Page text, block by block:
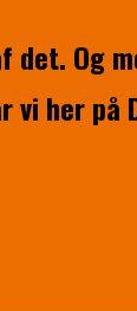
det. Og
her på